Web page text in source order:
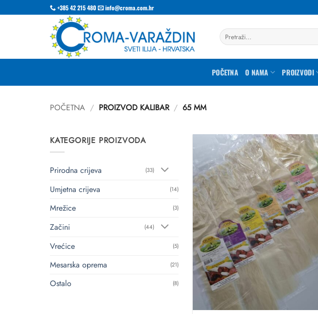
to
+385 42 215 480 info@croma.com.hr
Pretraži:
POČETNA O NAMA PROIZVODI
POČETNA / PROIZVOD KALIBAR / 65 MM
KATEGORIJE PROIZVODA
Prirodna crijeva (33)
Umjetna crijeva (14)
Mrežice (3)
Začini (44)
Vrećice (5)
Mesarska oprema (21)
Ostalo (8)
Dodaj
u
favorite